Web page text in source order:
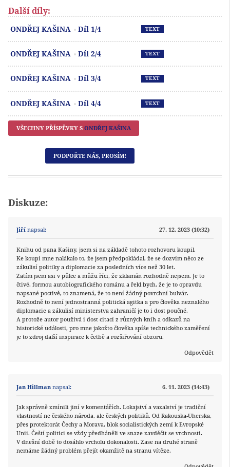
Další díly:
ONDŘEJ KAŠINA Díl 1/4 TEXT
ONDŘEJ KAŠINA Díl 2/4 TEXT
ONDŘEJ KAŠINA Díl 3/4 TEXT
ONDŘEJ KAŠINA Díl 4/4 TEXT
VŠECHNY PŘÍSPĚVKY S ONDŘEJ KAŠINA
PODPOŘTE NÁS, PROSÍM!
Diskuze:
Jiří napsal: 27. 12. 2023 (10:32)
Knihu od pana Kašiny, jsem si na základě tohoto rozhovoru koupil.
Ke koupi mne nalákalo to, že jsem předpokládal, že se dozvím něco ze
zákulisí politiky a diplomacie za posledních více než 30 let.
Zatím jsem asi v půlce a můžu říci, že zklamán rozhodně nejsem. Je to
čtivé, formou autobiografického románu a řekl bych, že je to opravdu
napsané poctivě, to znamená, že to není žádný povrchní bulvár.
Rozhodně to není jednostranná politická agitka a pro člověka neznalého
diplomacie a zákulisí ministerstva zahraničí je to i dost poučné.
A protože autor používá i dost citací z různých knih a odkazů na
historické události, pro mne jakožto člověka spíše technického zaměření
je to zdroj další inspirace k četbě a rozšiřování obzoru.
Odpovědět
Jan Hillman napsal: 6. 11. 2023 (14:43)
Jak správně zmínili jiní v komentářích. Lokajství a vazalství je tradiční
vlastností ne českého národa, ale českých politiků. Od Rakouska-Uherska,
přes protektorát Čechy a Morava, blok socialistických zemí k Evropské
Unii. Čeští politici se vždy předháněli ve snaze zavděčit se vrchnosti.
V dnešní době to dosáhlo vrcholu dokonalosti. Zase na druhé straně
nemáme žádný problém přejít okamžitě na stranu vítěze.